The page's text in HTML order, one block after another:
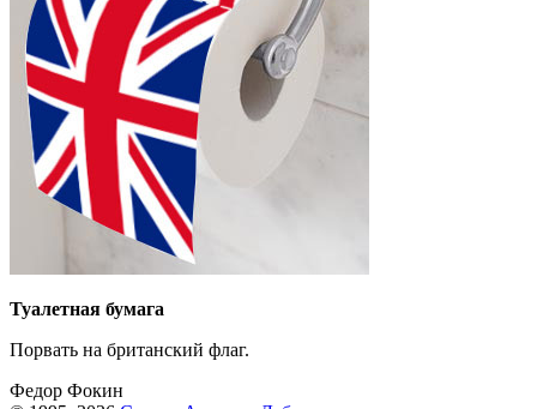
Туалетная бумага
Порвать на британский флаг.
Федор Фокин